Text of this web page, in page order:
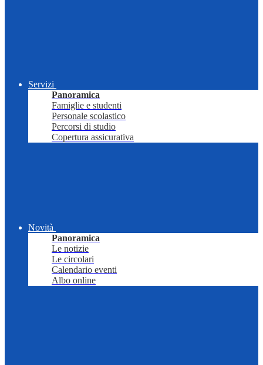
Servizi
Panoramica
Famiglie e studenti
Personale scolastico
Percorsi di studio
Copertura assicurativa
Novità
Panoramica
Le notizie
Le circolari
Calendario eventi
Albo online